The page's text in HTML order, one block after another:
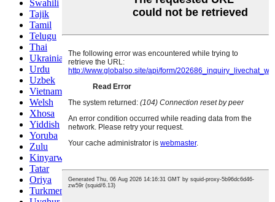
Swahili
Tajik
Tamil
Telugu
Thai
Ukrainian
Urdu
Uzbek
Vietnamese
Welsh
Xhosa
Yiddish
Yoruba
Zulu
Kinyarwanda
Tatar
Oriya
Turkmen